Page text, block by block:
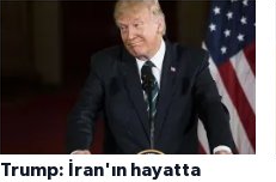
Trump: İran'ın hayatta